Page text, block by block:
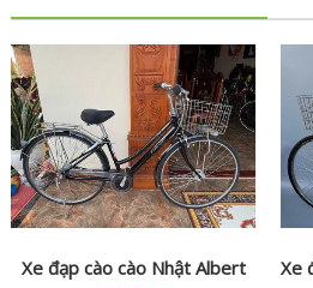
Xe đạp cào cào Nhật Albert